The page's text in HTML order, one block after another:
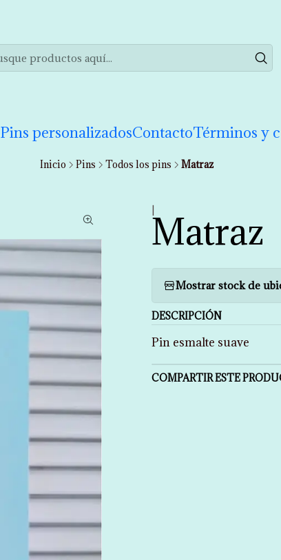
Pins personalizadosContactoTérminos y
Inicio Pins Todos los pins Matraz
Matraz
Mostrar stock de
DESCRIPCIÓN
Pin esmalte suave
COMPARTIR ESTE